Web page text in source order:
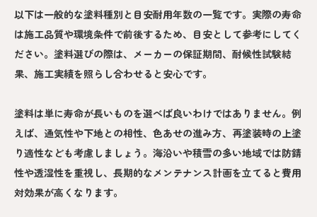
以下は一般的な塗料種別と目安耐用年数の一覧です。実際の寿命
は施工品質や環境条件で前後するため、目安として参考にしてく
ださい。塗料選びの際は、メーカーの保証期間、耐候性試験結
果、施工実績を照らし合わせると安心です。
塗料は単に寿命が長いものを選べば良いわけではありません。例
えば、通気性や下地との相性、色あせの進み方、再塗装時の上塗
り適性なども考慮しましょう。海沿いや積雪の多い地域では防錆
性や透湿性を重視し、長期的なメンテナンス計画を立てると費用
対効果が高くなります。